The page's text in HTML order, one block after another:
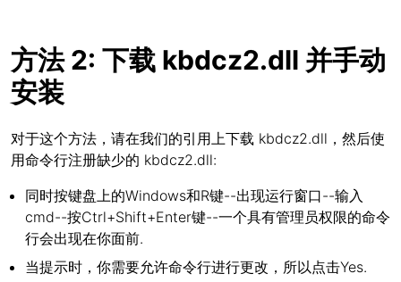
方法 2: 下载 kbdcz2.dll 并手动
安装
对于这个方法，请在我们的引用上下载 kbdcz2.dll，然后使
用命令行注册缺少的 kbdcz2.dll:
同时按键盘上的Windows和R键--出现运行窗口--输入
cmd--按Ctrl+Shift+Enter键--一个具有管理员权限的命令
行会出现在你面前.
当提示时，你需要允许命令行进行更改，所以点击Yes.